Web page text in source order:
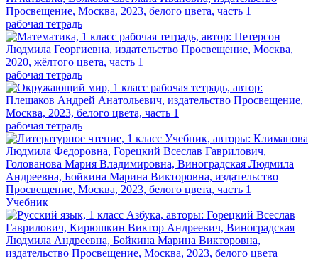
рабочая тетрадь
рабочая тетрадь
рабочая тетрадь
Учебник